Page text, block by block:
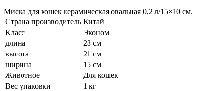
Миска для кошек керамическая овальная 0,2 л/15×10 см.
Страна производитель Китай
Класс
Эконом
длина
28 см
высота
21 см
ширина
15 см
Животное
Для кошек
Вес упаковки
1 кг